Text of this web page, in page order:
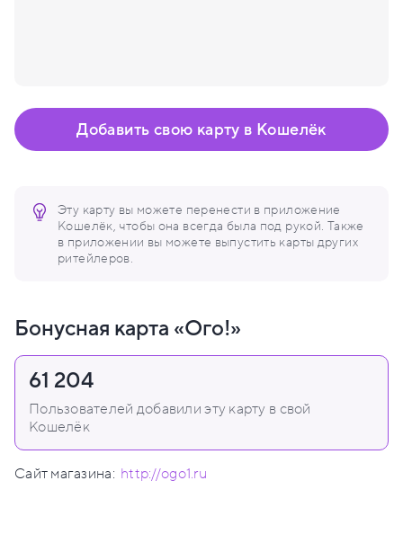
Эту карту вы можете перенести в приложение
Кошелёк, чтобы она всегда была под рукой. Также
в приложении вы можете выпустить карты других
ритейлеров.
Добавить свою карту в Кошелёк
Бонусная карта «Ого!»
61 204
Пользователей добавили эту карту в свой
Кошелёк
Сайт магазина: http://ogo1.ru